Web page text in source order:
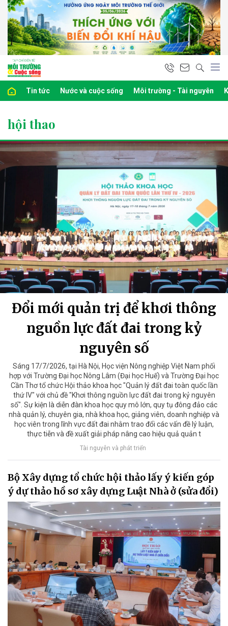
Tin tức Nước và cuộc sống Môi trường - Tài nguyên
hội thao
Đổi mới quản trị để khơi thông
nguồn lực đất đai trong kỷ
nguyên số
Sáng 17/7/2026, tại Hà Nội, Học viện Nông nghiệp Việt Nam phối
hợp với Trường Đại học Nông Lâm (Đại học Huế) và Trường Đại học
Cần Thơ tổ chức Hội thảo khoa học "Quản lý đất đai toàn quốc lần
thứ IV" với chủ đề "Khơi thông nguồn lực đất đai trong kỷ nguyên
số". Sự kiện là diễn đàn khoa học quy mô lớn, quy tụ đông đảo các
nhà quản lý, chuyên gia, nhà khoa học, giảng viên, doanh nghiệp và
học viên trong lĩnh vực đất đai nhằm trao đổi các vấn đề lý luận,
thực tiễn và đề xuất giải pháp nâng cao hiệu quả quản t
Tài nguyên và phát triển
Bộ Xây dựng tổ chức hội thảo lấy ý kiến góp
ý dự thảo hồ sơ xây dựng Luật Nhà ở (sửa đổi)